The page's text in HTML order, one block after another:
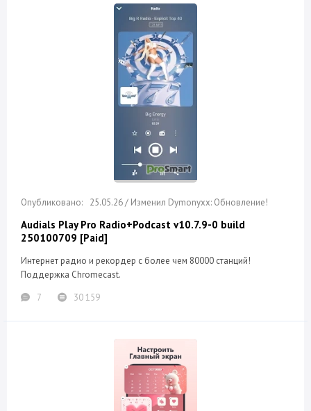
25.05.26 / Изменил Dymonyxx: Обновление!
Audials Play Pro Radio+Podcast v10.7.9-0 build
250100709 [Paid]
Интернет радио и рекордер с более чем 80000 станций!
Поддержка Chromecast.
7
30 159